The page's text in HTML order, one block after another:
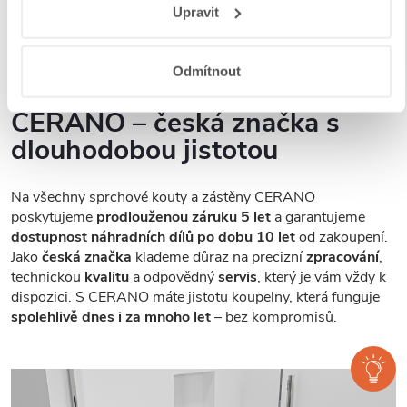
Upravit
Odmítnout
provedení, abyste si mohli vybrat přesně podle svých
CERANO – česká značka s
dlouhodobou jistotou
Na všechny sprchové kouty a zástěny CERANO
poskytujeme prodlouženou záruku 5 let a garantujeme
dostupnost náhradních dílů po dobu 10 letod zakoupení.
Jako česká značka klademe důraz na preciznízpracování,
technickou kvalitu a odpovědnýservis, který je vám vždy k
dispozici. S CERANO máte jistotu koupelny, která funguje
spolehlivě dnes i za mnoho let– bez kompromisů.